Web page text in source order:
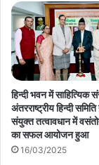
हिन्दी भवन में साहित्यिक
अंतरराष्ट्रीय हिन्दी
संयुक्त तत्वावधान में
का सफल आयोजन हुआ
16/03/2025